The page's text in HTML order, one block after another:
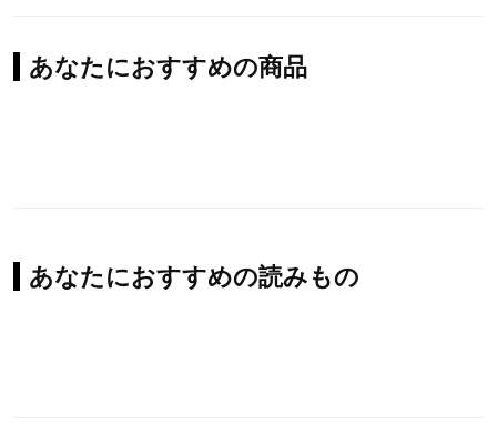
あなたにおすすめの商品
あなたにおすすめの読みもの